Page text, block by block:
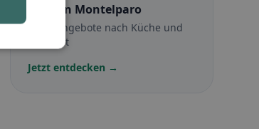
in Montelparo
Halal-Angebote nach Küche und
Standort
Jetzt entdecken →